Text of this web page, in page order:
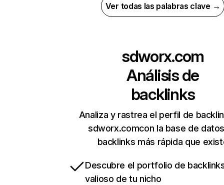
Ver todas las palabras clave →
sdworx.com
Análisis de
backlinks
Analiza y rastrea el perfil de
sdworx.comcon la base de
backlinks más rápida que
Descubre el portfolio de
valioso de tu nicho